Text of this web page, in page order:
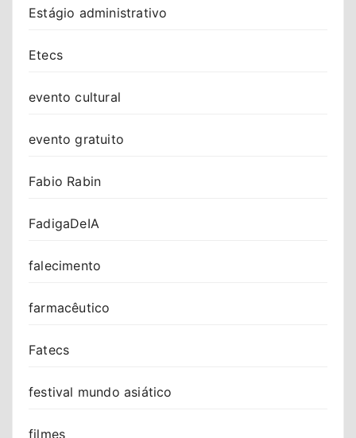
Estágio administrativo
Etecs
evento cultural
evento gratuito
Fabio Rabin
FadigaDeIA
falecimento
farmacêutico
Fatecs
festival mundo asiático
filmes